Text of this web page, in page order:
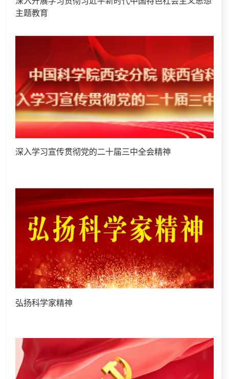
主题教育
深入学习宣传贯彻党的二十届三中全会精神
弘扬科学家精神